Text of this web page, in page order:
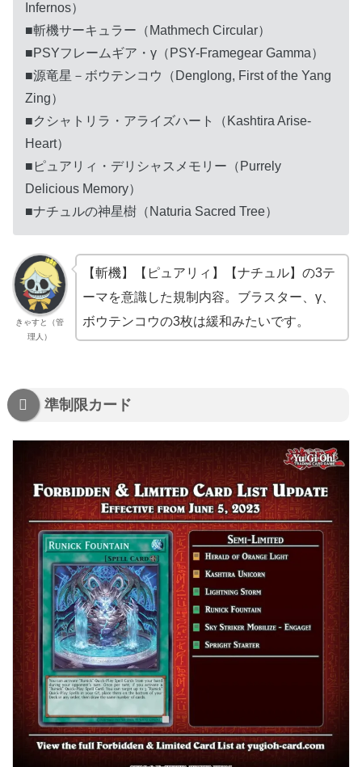
Infernos）
■斬機サーキュラー（Mathmech Circular）
■PSYフレームギア・γ（PSY-Framegear Gamma）
■源竜星－ボウテンコウ（Denglong, First of the Yang
Zing）
■クシャトリラ・アライズハート（Kashtira Arise-
Heart）
■ピュアリィ・デリシャスメモリー（Purrely
Delicious Memory）
■ナチュルの神星樹（Naturia Sacred Tree）
きゃすと（管
理人）
【斬機】【ピュアリィ】【ナチュル】の3テ
ーマを意識した規制内容。ブラスター、γ、
ボウテンコウの3枚は緩和みたいです。
準制限カード